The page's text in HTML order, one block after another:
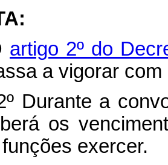
artigo 2º do
a vigorar
Durante a
os
exercer.